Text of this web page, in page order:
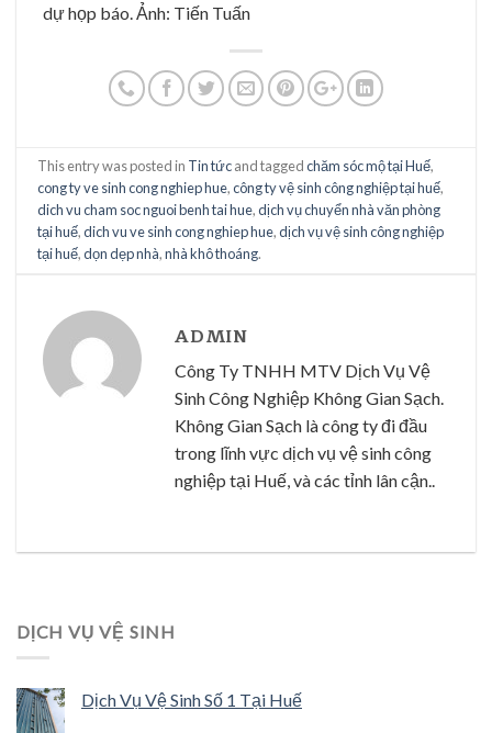
dự họp báo. Ảnh: Tiến Tuấn
This entry was posted in Tin tứcand taggedchăm sóc mộ tại Huế,
cong ty ve sinh cong nghiep hue,công ty vệ sinh công nghiệp tại huế,
dich vu cham soc nguoi benh tai hue,dịch vụ chuyển nhà văn phòng
tại huế,dich vu ve sinh cong nghiep hue,dịch vụ vệ sinh công nghiệp
tại huế,dọn dẹp nhà,nhà khô thoáng.
ADMIN
Công Ty TNHH MTV Dịch Vụ Vệ
Sinh Công Nghiệp Không Gian Sạch.
Không Gian Sạch là công ty đi đầu
trong lĩnh vực dịch vụ vệ sinh công
nghiệp tại Huế, và các tỉnh lân cận..
DỊCH VỤ VỆ SINH
Dịch Vụ Vệ Sinh Số 1 Tại Huế